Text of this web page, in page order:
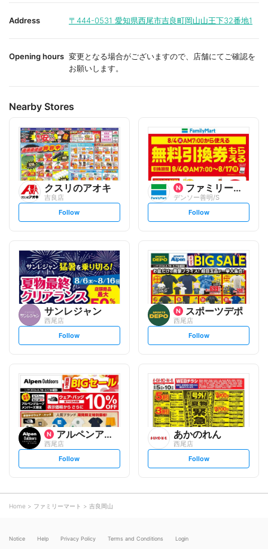
i
t
i
t
Address 〒444-0531 愛知県西尾市吉良町岡山山王下32番地1
Opening hours 変更となる場合がございますので、店舗にてご確認を
お願いします。
Nearby Stores
クスリのアオキ
吉良店
s
l
o
w
Follow
ファミリーマート
デンソー善明/S
s
l
o
w
Follow
サンレジャン
西尾店
s
l
o
w
Follow
スポーツデポ
西尾店
s
o
w
Follow
アルペンアウトドアーズエッセ...
西尾店
s
l
o
Follow
あかのれん
西尾店
s
l
Follow
Home ファミリーマート 吉良岡山
Notice Help Privacy Policy Terms and Conditions Login